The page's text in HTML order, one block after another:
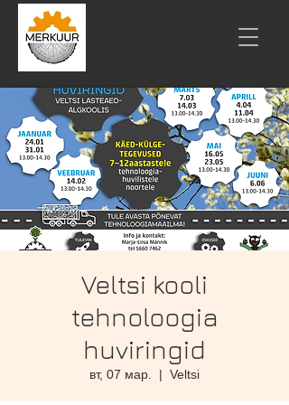
Veltsi kooli
tehnoloogia
huviringid
вт, 07 мар.
  |
Veltsi